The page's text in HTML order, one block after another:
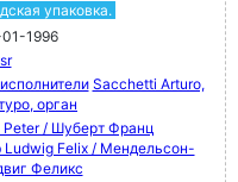
упаковка.
1996
Sacchetti Arturo,
орган
Peter / Шуберт Франц
Felix / Мендельсон-
Феликс